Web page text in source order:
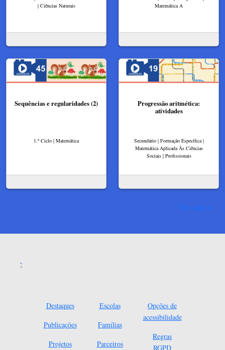
| Ciências Naturais
Matemática A
Sequências e regularidades (2)
1.º Ciclo | Matemática
Progressão aritmética:
atividades
Secundário | Formação Específica |
Matemática Aplicada Às Ciências
Sociais | Profissionais
Ver mais
Destaques
Publicações
Projetos
Escolas
Famílias
Parceiros
Opções de
acessibilidade
Regras
RGPD